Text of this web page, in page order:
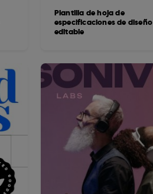
Plantilla de hoja de
especificaciones de diseño
editable